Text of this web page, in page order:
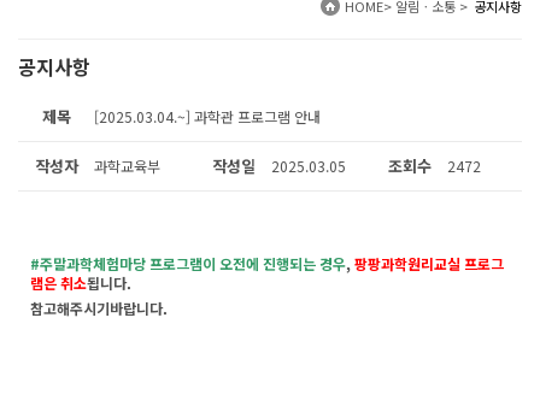
공지사항
HOME> 알림ㆍ소통 > 공지사항
제목 [2025.03.04.~] 과학관 프로그램 안내
작성자 과학교육부 작성일 2025.03.05 조회수 2472
#주말과학체험마당 프로그램이 오전에 진행되는 경우, 팡팡과학원리교실 프로그
램은 취소됩니다.
참고해주시기바랍니다.